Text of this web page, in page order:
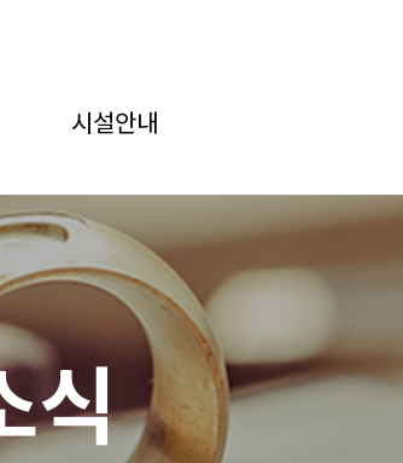
시설안내
식